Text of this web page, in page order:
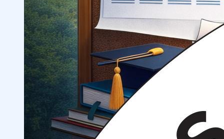
Ilmiy konferensiyalar
Talabalar ilmiy jamiyati